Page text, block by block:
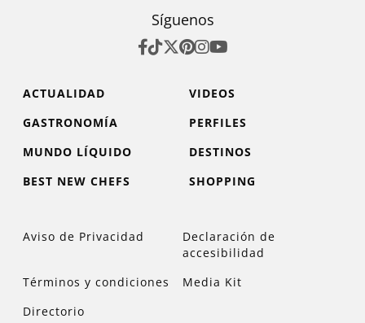
Síguenos
ACTUALIDAD
VIDEOS
GASTRONOMÍA
PERFILES
MUNDO LÍQUIDO
DESTINOS
BEST NEW CHEFS
SHOPPING
Aviso de Privacidad
Declaración de
accesibilidad
Términos y condiciones
Media Kit
Directorio